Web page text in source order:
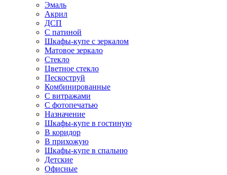
Эмаль
Акрил
ДСП
С патиной
Шкафы-купе с зеркалом
Матовое зеркало
Стекло
Цветное стекло
Пескоструй
Комбинированные
С витражами
С фотопечатью
Назначение
Шкафы-купе в гостиную
В коридор
В прихожую
Шкафы-купе в спальню
Детские
Офисные